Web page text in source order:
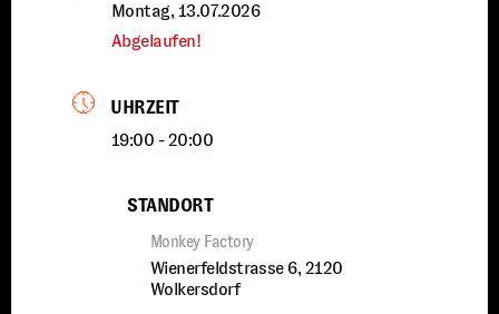
Montag, 13.07.2026
Abgelaufen!
UHRZEIT
19:00 - 20:00
STANDORT
Monkey Factory
Wienerfeldstrasse 6, 2120
Wolkersdorf